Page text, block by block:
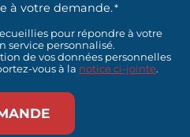
à votre demande.*
pour répondre à votre
service personnalisé.
de vos données personnelles
vous à la notice ci-jointe.